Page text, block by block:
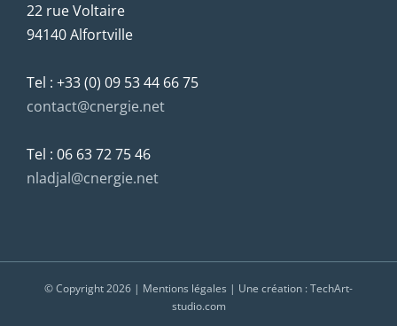
22 rue Voltaire
94140 Alfortville
Tel : +33 (0) 09 53 44 66 75
contact@cnergie.net
Tel : 06 63 72 75 46
nladjal@cnergie.net
© Copyright2026 | Mentions légales | Une création :TechArt-
studio.com